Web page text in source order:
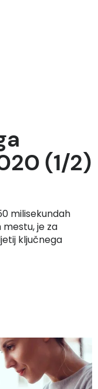
(1/2)
milisekundah
je za
ključnega